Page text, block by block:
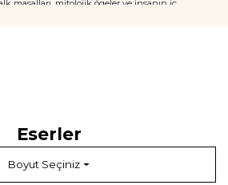
masalları, mitolojik ögeler ve insanın iç
birleşir. Siyah beyazın grafik gücünü
Eserler
Boyut Seçiniz